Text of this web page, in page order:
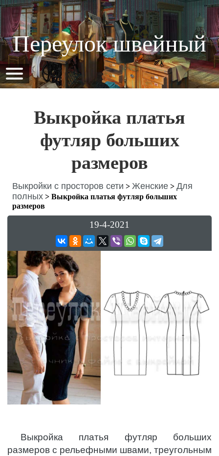
Переулок швейный
Выкройка платья
футляр больших
размеров
Выкройки с просторов сети > Женские > Для
полных > Выкройка платья футляр больших
размеров
19-4-2021
Выкройка платья футляр больших
размеров с рельефными швами, треугольным